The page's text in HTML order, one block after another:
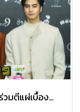
มตีแผ่เบื้อง